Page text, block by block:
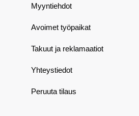
Myyntiehdot
Avoimet työpaikat
Takuut ja reklamaatiot
Yhteystiedot
Peruuta tilaus